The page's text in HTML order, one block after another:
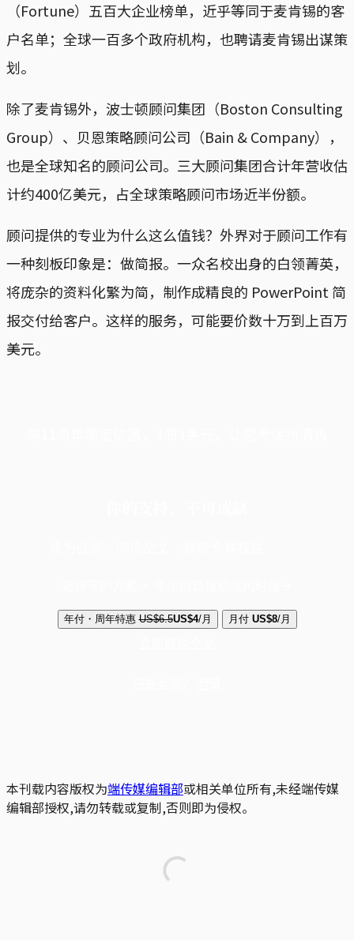
（Fortune）五百大企业榜单，近乎等同于麦肯锡的客
户名单；全球一百多个政府机构，也聘请麦肯锡出谋策
划。
除了麦肯锡外，波士顿顾问集团（Boston Consulting
Group）、贝恩策略顾问公司（Bain & Company），
也是全球知名的顾问公司。三大顾问集团合计年营收估
计约400亿美元，占全球策略顾问市场近半份额。
顾问提供的专业为什么这么值钱？外界对于顾问工作有
一种刻板印象是：做简报。一众名校出身的白领菁英，
将庞杂的资料化繁为简，制作成精良的 PowerPoint 简
报交付给客户。这样的服务，可能要价数十万到上百万
美元。
年付・周年特惠 US$6.5US$4/月 月付 US$8/月
本刊载内容版权为端传媒编辑部或相关单位所有,未经端传媒
编辑部授权,请勿转载或复制,否则即为侵权。